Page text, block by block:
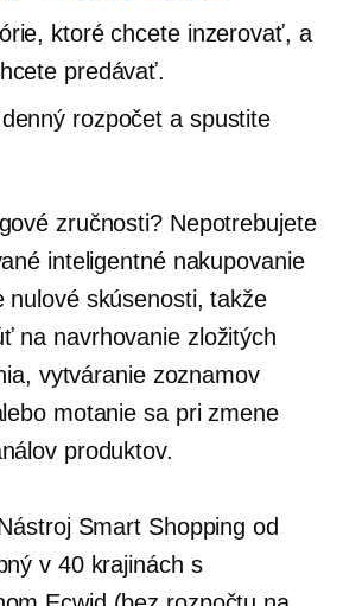
ktoré chcete inzerovať, a
predávať.
rozpočet a spustite
zručnosti? Nepotrebujete
inteligentné nakupovanie
nulové skúsenosti, takže
na navrhovanie zložitých
vytváranie zoznamov
motanie sa pri zmene
produktov.
Smart Shopping od
v 40 krajinách s